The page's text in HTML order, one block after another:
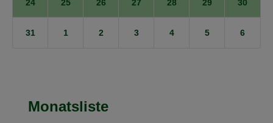
24 25 26 27 28 29 30
31 1 2 3 4 5 6
Monatsliste